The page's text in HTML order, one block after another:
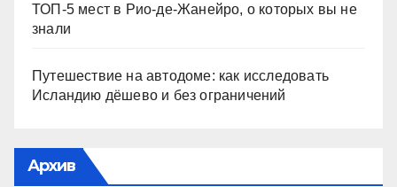
ТОП-5 мест в Рио-де-Жанейро, о которых вы не
знали
Путешествие на автодоме: как исследовать
Исландию дёшево и без ограничений
Архив